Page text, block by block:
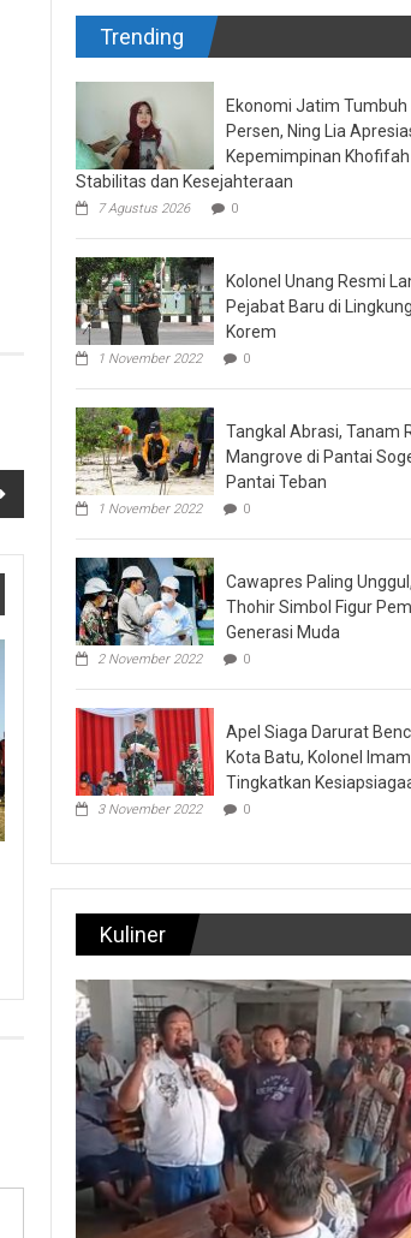
Trending
Ekonomi Jatim Tumbuh
Persen, Ning Lia
Kepemimpinan
Stabilitas dan Kesejahteraan
7 Agustus 2026 0
Kolonel Unang Resmi
Pejabat Baru di
Korem
1 November 2022 0
Tangkal Abrasi, Tanam
Mangrove di Pantai
Pantai Teban
1 November 2022 0
Cawapres Paling
Thohir Simbol Figur
Generasi Muda
2 November 2022 0
Apel Siaga Darurat
Kota Batu, Kolonel
Tingkatkan
3 November 2022 0
Kuliner